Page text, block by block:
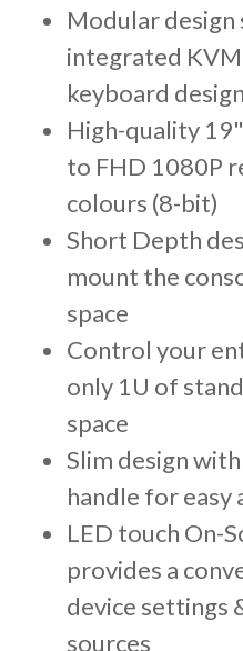
Modular
integrated
keyboard
High-quality
to FHD 1080P
colours (8-bit)
Short Depth
mount the
space
Control your
only 1U of
space
Slim design
handle for easy
LED touch On-
provides a
device settings
sources